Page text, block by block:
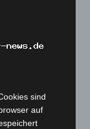
sind
auf